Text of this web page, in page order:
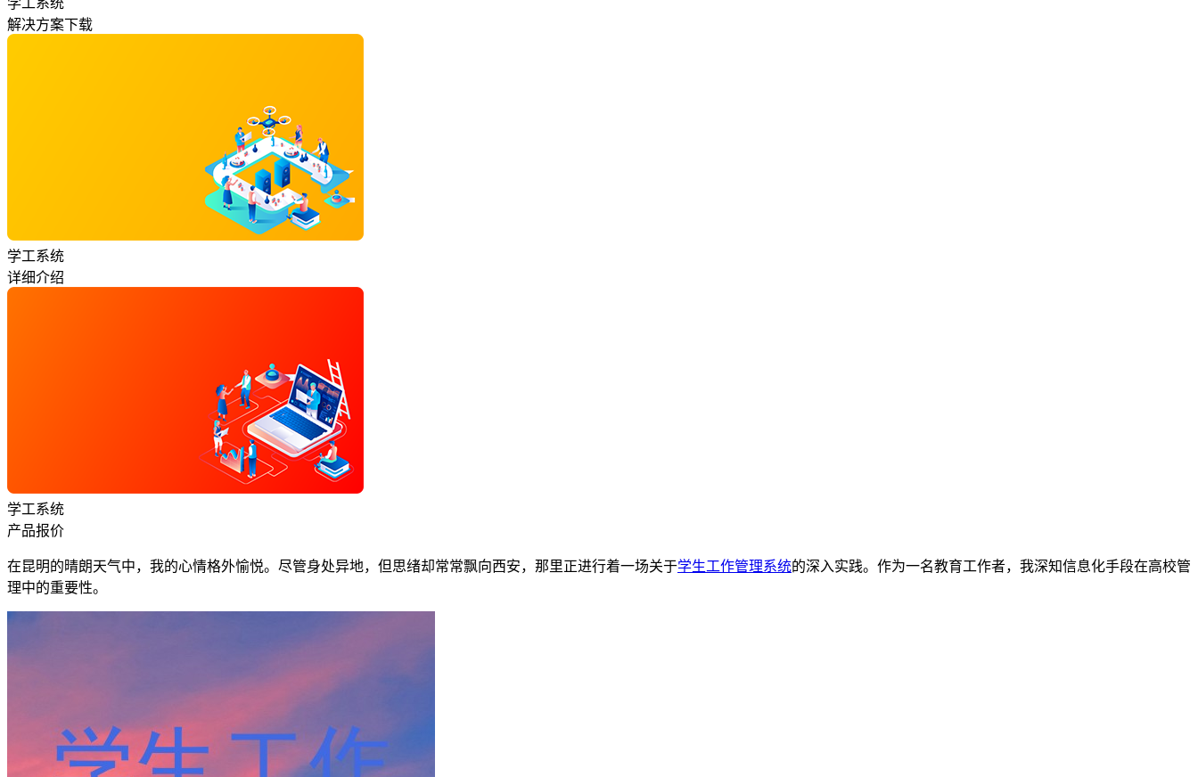
解决方案下载
学工系统
详细介绍
学工系统
产品报价
在昆明的晴朗天气中，我的心情格外愉悦。尽管身处异地，但思绪却常常飘向西安，那里正进行着一场关于学生工作管理系统的深入实践。作为一名教育工作者，我深知信息化手段在高校管
理中的重要性。